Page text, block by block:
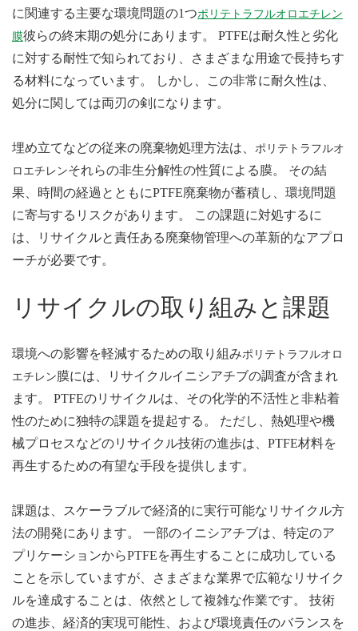
に関連する主要な環境問題の1つポリテトラフルオロエチレン
膜彼らの終末期の処分にあります。 PTFEは耐久性と劣化
に対する耐性で知られており、さまざまな用途で長持ちす
る材料になっています。 しかし、この非常に耐久性は、
処分に関しては両刃の剣になります。
埋め立てなどの従来の廃棄物処理方法は、 ポリテトラフルオ
ロエチレンそれらの非生分解性の性質による膜。 その結
果、時間の経過とともにPTFE廃棄物が蓄積し、環境問題
に寄与するリスクがあります。 この課題に対処するに
は、リサイクルと責任ある廃棄物管理への革新的なアプロ
ーチが必要です。
リサイクルの取り組みと課題
環境への影響を軽減するための取り組みポリテトラフルオロ
エチレン膜には、リサイクルイニシアチブの調査が含まれ
ます。 PTFEのリサイクルは、その化学的不活性と非粘着
性のために独特の課題を提起する。 ただし、熱処理や機
械プロセスなどのリサイクル技術の進歩は、PTFE材料を
再生するための有望な手段を提供します。
課題は、スケーラブルで経済的に実行可能なリサイクル方
法の開発にあります。 一部のイニシアチブは、特定のア
プリケーションからPTFEを再生することに成功している
ことを示していますが、さまざまな業界で広範なリサイク
ルを達成することは、依然として複雑な作業です。 技術
の進歩、経済的実現可能性、および環境責任のバランスを